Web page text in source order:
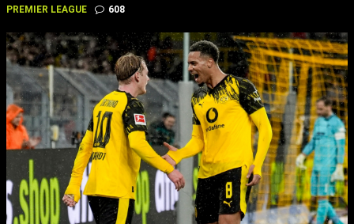
PREMIER LEAGUE 608